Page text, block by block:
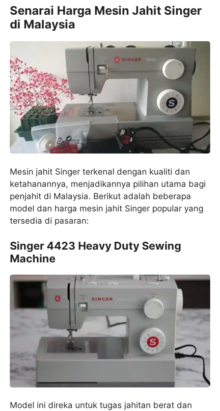
Senarai Harga Mesin Jahit Singer
di Malaysia
Mesin jahit Singer terkenal dengan kualiti dan
ketahanannya, menjadikannya pilihan utama bagi
penjahit di Malaysia. Berikut adalah beberapa
model dan harga mesin jahit Singer popular yang
tersedia di pasaran:
Singer 4423 Heavy Duty Sewing
Machine
Model ini direka untuk tugas jahitan berat dan